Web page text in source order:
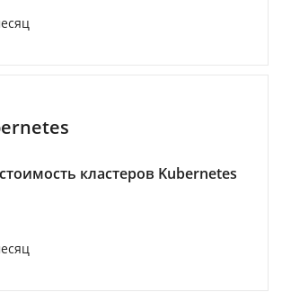
кластеров Kubernetes